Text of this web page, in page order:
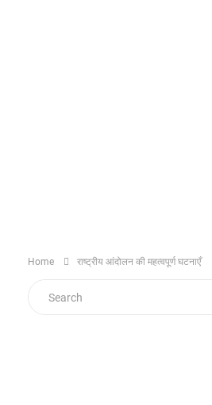
Home राष्ट्रीय आंदोलन की महत्वपूर्ण घटनाएँ